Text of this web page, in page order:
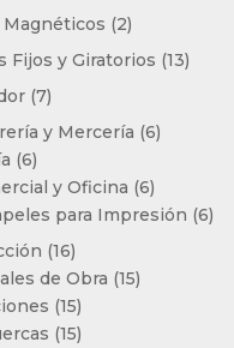
productos
22
productos
Fijos y Giratorios 1313
77
productos
y Mercería 66
66
productos
y Oficina 66
productos
para Impresión 66
1616
productos
de Obra 1515
1515
productos
1515